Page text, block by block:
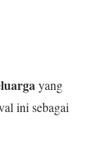
yang
ini sebagai